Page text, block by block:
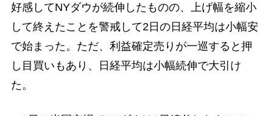
好感してNYダウが続伸したものの、上げ幅を縮小
して終えたことを警戒して2日の日経平均は小幅安
で始まった。ただ、利益確定売りが一巡すると押
し目買いもあり、日経平均は小幅続伸で大引け
た。